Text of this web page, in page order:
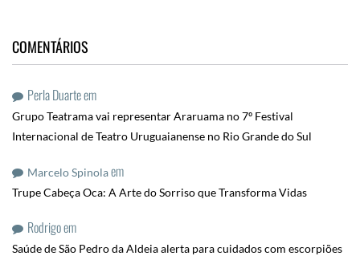
COMENTÁRIOS
Perla Duarteem
Grupo Teatrama vai representar Araruama no 7º Festival
Internacional de Teatro Uruguaianense no Rio Grande do Sul
Marcelo Spinolaem
Trupe Cabeça Oca: A Arte do Sorriso que Transforma Vidas
Rodrigoem
Saúde de São Pedro da Aldeia alerta para cuidados com escorpiões